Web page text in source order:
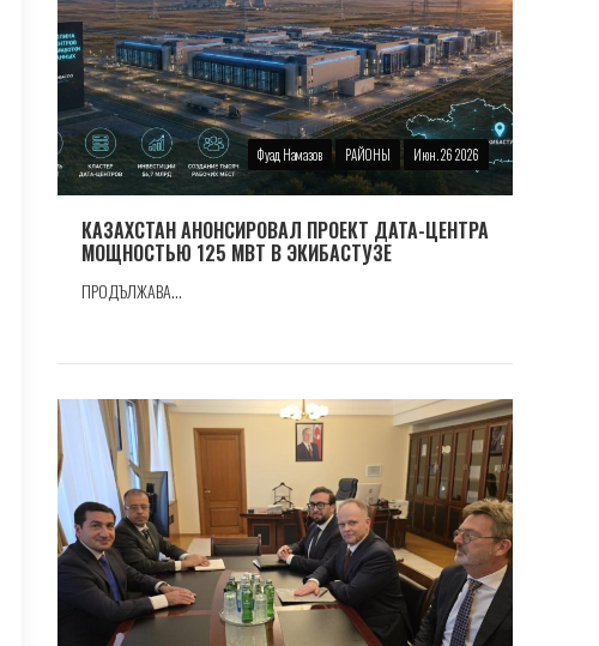
Фуад Намазов РАЙОНЫ Июн. 26 2026
КАЗАХСТАН АНОНСИРОВАЛ ПРОЕКТ ДАТА-ЦЕНТРА
МОЩНОСТЬЮ 125 МВТ В ЭКИБАСТУЗЕ
ПРОДЪЛЖАВА...